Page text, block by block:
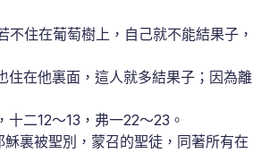
在葡萄樹上，自己就不能結果子，
他裏面，這人就多結果子；因為離
二12～13，弗一22～23。
被聖別，蒙召的聖徒，同著所有在